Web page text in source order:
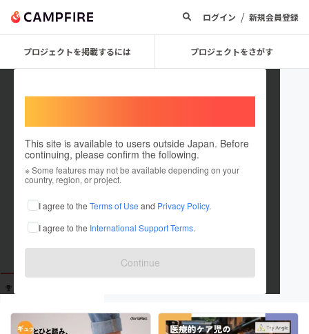
ログイン / 新規会員登録
プロジェクトを掲載するには プロジェクトをさがす
This site is available to users outside Japan. Before
continuing, please confirm the following.
※ Some features may not be available depending on your
country, region, or project.
I agree to the Terms of Use and Privacy Policy.
I agree to the International Support Terms.
Continue
ordinary life
出身国：未設定